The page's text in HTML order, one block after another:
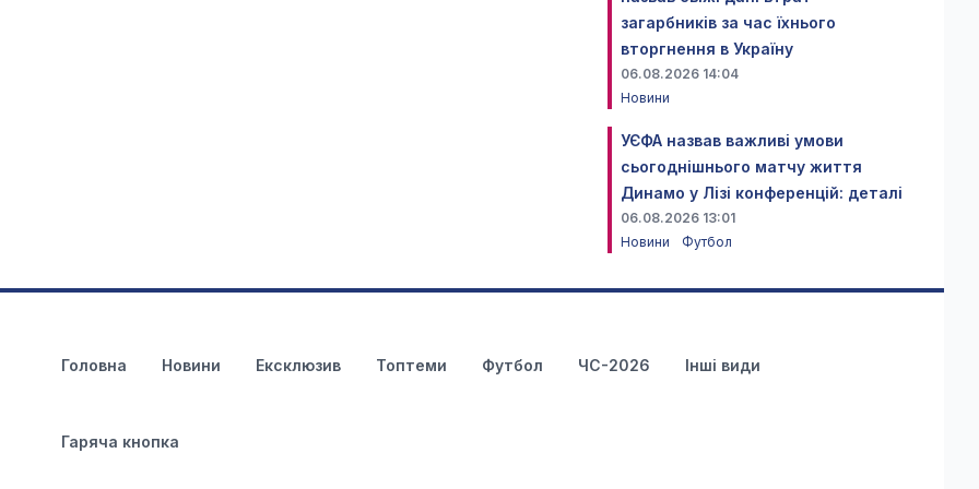
загарбників за час їхнього
вторгнення в Україну
06.08.2026 14:04
Новини
УЄФА назвав важливі умови
сьогоднішнього матчу життя
Динамо у Лізі конференцій: деталі
06.08.2026 13:01
Новини
Футбол
Головна Новини Ексклюзив Топтеми Футбол ЧС-2026 Інші види
Гаряча кнопка